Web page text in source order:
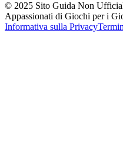
© 2025 Sito Guida Non
Appassionati di Giochi per i
Informativa sulla Privacy